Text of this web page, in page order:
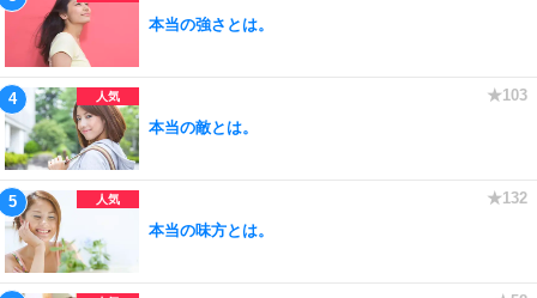
本当の強さとは。
本当の敵とは。
本当の味方とは。